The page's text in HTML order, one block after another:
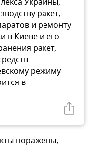
Украины,
ракет,
и ремонту
в Киеве и его
ракет,
режиму
в
поражены,